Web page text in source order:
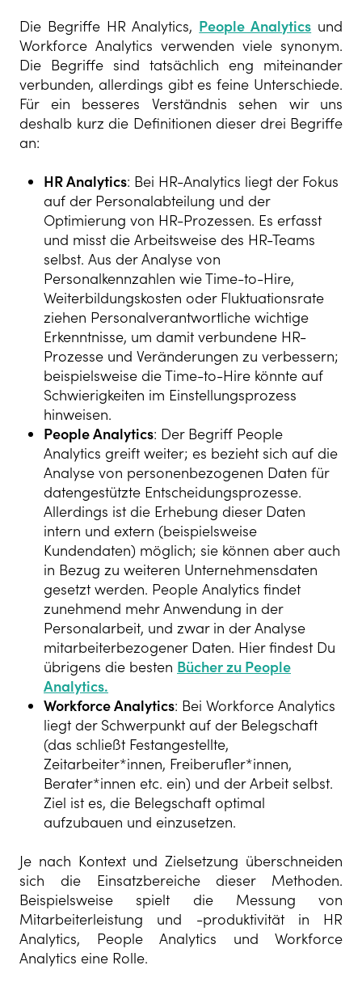
Die Begriffe HR Analytics, People Analytics und
Workforce Analytics verwenden viele synonym.
Die Begriffe sind tatsächlich eng miteinander
verbunden, allerdings gibt es feine Unterschiede.
Für ein besseres Verständnis sehen wir uns
deshalb kurz die Definitionen dieser drei Begriffe
an:
HR Analytics: Bei HR-Analytics liegt der Fokus
auf der Personalabteilung und der
Optimierung von HR-Prozessen. Es erfasst
und misst die Arbeitsweise des HR-Teams
selbst. Aus der Analyse von
Personalkennzahlen wie Time-to-Hire,
Weiterbildungskosten oder Fluktuationsrate
ziehen Personalverantwortliche wichtige
Erkenntnisse, um damit verbundene HR-
Prozesse und Veränderungen zu verbessern;
beispielsweise die Time-to-Hire könnte auf
Schwierigkeiten im Einstellungsprozess
hinweisen.
People Analytics: Der Begriff People
Analytics greift weiter; es bezieht sich auf die
Analyse von personenbezogenen Daten für
datengestützte Entscheidungsprozesse.
Allerdings ist die Erhebung dieser Daten
intern und extern (beispielsweise
Kundendaten) möglich; sie können aber auch
in Bezug zu weiteren Unternehmensdaten
gesetzt werden. People Analytics findet
zunehmend mehr Anwendung in der
Personalarbeit, und zwar in der Analyse
mitarbeiterbezogener Daten. Hier findest Du
übrigens die besten Bücher zu People
Analytics.
Workforce Analytics: Bei Workforce Analytics
liegt der Schwerpunkt auf der Belegschaft
(das schließt Festangestellte,
Zeitarbeiter*innen, Freiberufler*innen,
Berater*innen etc. ein) und der Arbeit selbst.
Ziel ist es, die Belegschaft optimal
aufzubauen und einzusetzen.
Je nach Kontext und Zielsetzung überschneiden
sich die Einsatzbereiche dieser Methoden.
Beispielsweise spielt die Messung von
Mitarbeiterleistung und -produktivität in HR
Analytics, People Analytics und Workforce
Analytics eine Rolle.